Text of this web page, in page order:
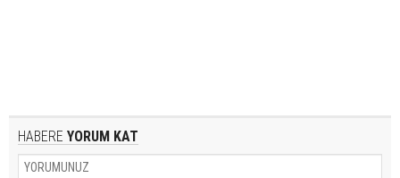
HABERE YORUM KAT